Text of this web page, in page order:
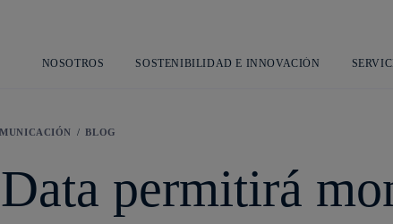
principal
NOSOTROS SOSTENIBILIDAD E INNOVACIÓN
BLOG
permitirá